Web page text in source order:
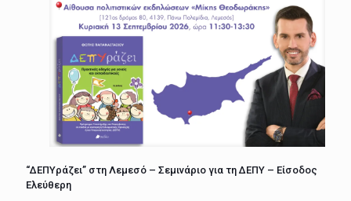
“ΔΕΠΥράζει” στη Λεμεσό – Σεμινάριο για τη ΔΕΠΥ – Είσοδος
Ελεύθερη